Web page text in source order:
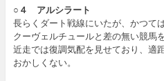
○４ アルシラート
長らくダート戦線にいたが、かつて
クーヴェルチュールと差の無い競馬
近走では復調気配を見せており、適
おかしくない。